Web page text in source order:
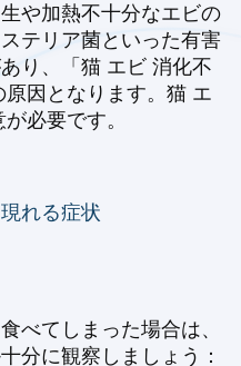
や加熱不十分なエビの
テリア菌といった有害
り、「猫 エビ 消化不
因となります。猫 エ
必要です。
れる症状
べてしまった場合は、
分に観察しましょう：